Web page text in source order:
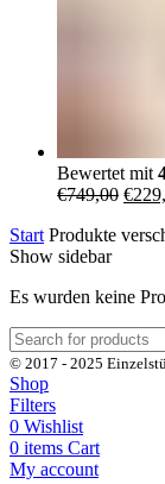
Bewertet mit
€749,00
war:
€
Start Produkte
Show sidebar
Es wurden keine
© 2017 - 2025
Shop
Filters
0 Wishlist
0 items Cart
My account